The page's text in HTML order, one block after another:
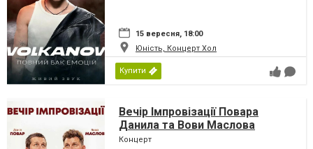
15 вересня, 18:00
Юність, Концерт Хол
Купити
Вечір Імпровізації Повара
Данила та Вови Маслова
Концерт